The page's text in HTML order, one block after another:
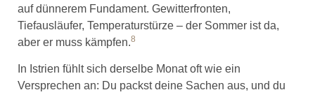
auf dünnerem Fundament. Gewitterfronten,
Tiefausläufer, Temperaturstürze – der Sommer ist da,
aber er muss kämpfen.8
In Istrien fühlt sich derselbe Monat oft wie ein
Versprechen an: Du packst deine Sachen aus, und du